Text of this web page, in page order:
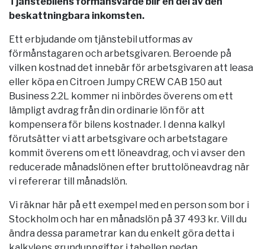
beskattningbara inkomsten.
Ett erbjudande om tjänstebil utformas av
förmånstagaren och arbetsgivaren. Beroende på
vilken kostnad det innebär för arbetsgivaren att leasa
eller köpa en Citroen Jumpy CREW CAB 150 aut
Business 2.2L kommer ni inbördes överens om ett
lämpligt avdrag från din ordinarie lön för att
kompensera för bilens kostnader. I denna kalkyl
förutsätter vi att arbetsgivare och arbetstagare
kommit överens om ett löneavdrag, och vi avser den
reducerade månadslönen efter bruttolöneavdrag när
vi refererar till månadslön.
Vi räknar här på ett exempel med en person som bor i
Stockholm och har en månadslön på 37 493 kr. Vill du
ändra dessa parametrar kan du enkelt göra detta i